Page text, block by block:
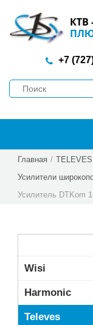
+7
Главная / TELEVES
Усилители
Усилитель DTKom
Wisi
Harmonic
Televes